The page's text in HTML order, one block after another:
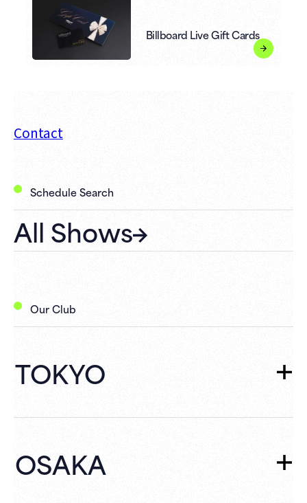
Billboard Live Gift Cards
Contact
Schedule Search
All Shows
Our Club
TOKYO
TOKYOTOP
What's New
Campaign
OSAKA